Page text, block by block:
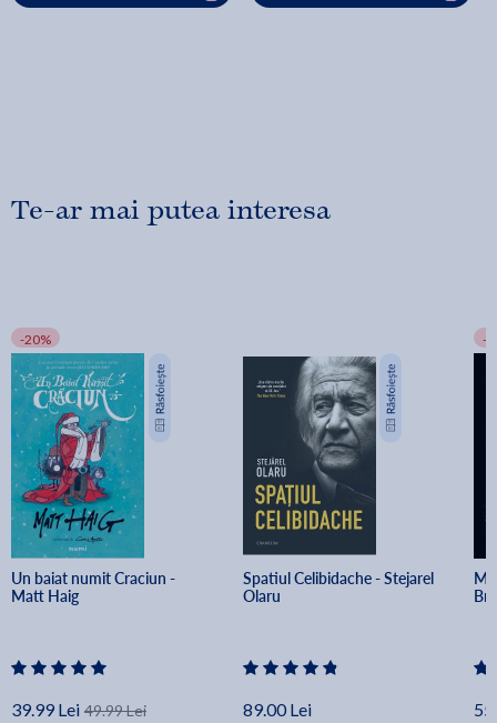
Te-ar mai putea interesa
-20%
Un baiat numit Craciun -
Matt Haig
39.99 Lei 49.99 Lei
Spatiul Celibidache - Stejarel
Olaru
89.00 Lei
-